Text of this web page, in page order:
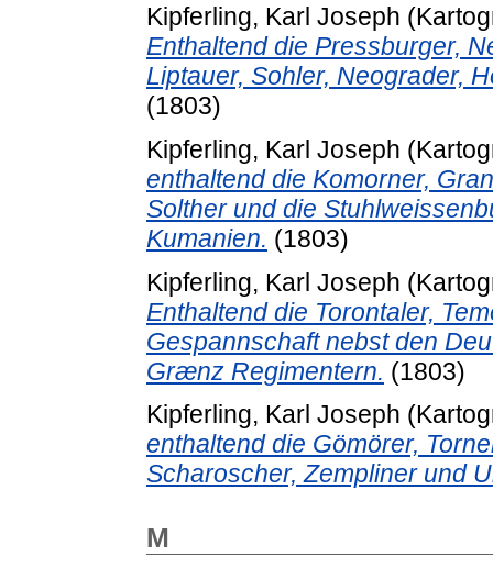
Kipferling, Karl Joseph
Enthaltend die Pressburger,
Liptauer, Sohler, Neograder,
(1803)
Kipferling, Karl Joseph
enthaltend die Komorner,
Solther und die
Kumanien. (1803)
Kipferling, Karl Joseph
Enthaltend die Torontaler,
Gespannschaft nebst den
Grænz Regimentern. (1803)
Kipferling, Karl Joseph
enthaltend die Gömörer,
Scharoscher, Zempliner und
M